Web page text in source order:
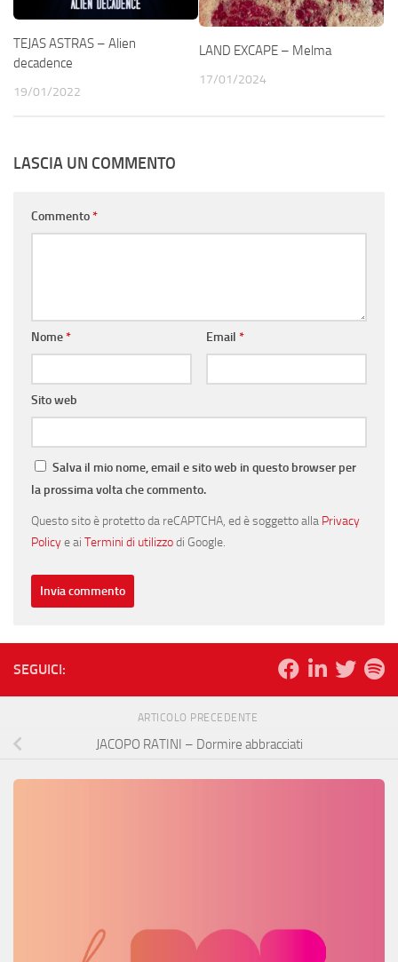
TEJAS ASTRAS – Alien
decadence
19/01/2022
LAND EXCAPE – Melma
17/01/2024
LASCIA UN COMMENTO
Commento*
Nome* Email *
Sito web
Salva il mio nome, email e sito web in questo browser per
la prossima volta che commento.
Questo sito è protetto da reCAPTCHA, ed è soggetto alla Privacy
Policye ai Termini di utilizzodi Google.
SEGUICI:
ARTICOLO PRECEDENTE
JACOPO RATINI – Dormire abbracciati